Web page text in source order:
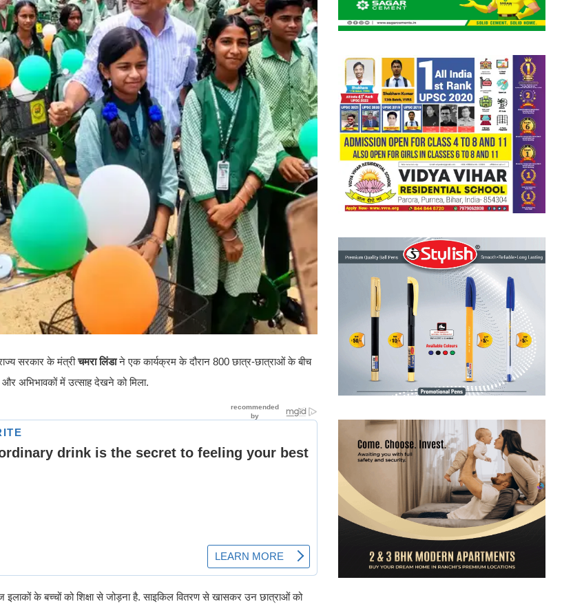
सरकार के मंत्रीचमरा लिंडाने एक कार्यक्रम के दौरान 800 छात्र-छात्राओं के बीच
और अभिभावकों में उत्साह देखने को मिला.
इलाकों के बच्चों को शिक्षा से जोड़ना है. साइकिल वितरण से खासकर उन छात्राओं को